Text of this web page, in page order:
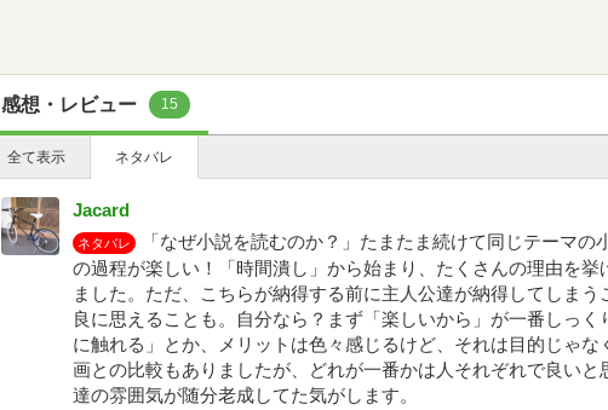
感想・レビュー 15
全て表示 ネタバレ
Jacard
ネタバレ
「なぜ小説を読むのか？」たまたま続けて同じテーマの
の過程が楽しい！「時間潰し」から始まり、たくさんの理由を挙
ました。ただ、こちらが納得する前に主人公達が納得してしまう
良に思えることも。自分なら？まず「楽しいから」が一番しっ
に触れる」とか、メリットは色々感じるけど、それは目的じゃな
画との比較もありましたが、どれが一番かは人それぞれで良いと
達の雰囲気が随分老成してた気がします。